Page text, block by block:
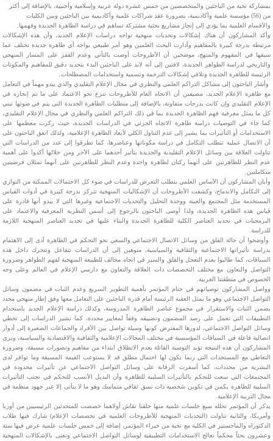
بمشاركة نخبة من الباحثين والمتخصصين من خمس عشرة دولة عربية وإسلامية وأجنبية، بالإضافة إلى أكثر
من (56) مؤسسة علمية وأكاديمية، بضرورة عقد شراكات علمية وأكاديمية بين الباحثين وبين الكليات
والأقسام العلمية بما يؤدي إلى إنجاز مشاريع بحثية مشتركة تساهم في دراسة الظاهرة الجديدة وفهمها.
وأكد المشاركون أن هناك إشكالات وتحديات منهجية تواجه دراسات الإعلام الجديد، وأن هذه الإشكالات
مرتبطة بدرجة كبيرة بالمفاهيم وأدارت البحث العلمين وهو أمر طبيعي يواجه أي ظاهرة جديدة تختلف عما
سبقها في المفهوم والمنهج، موضحين أن الأطروحات أوصت بالتأني وعدم القفز على المسار المنهجي
والتاريخي لدراسة الظواهر الجديدة، لافتين إلى أنه لابد على الباحثين البدء بتحديد دقيق للمفاهيم والمكونات
الرئيسة للظاهرة الجديدة وتلافي إشكالات الترجمة وتسمية واستخدامات المصطلحات.
وأشار الباحثون إلى مشاكل التراكم العلمي والنظري في مجال الإعلام التقليدي والذي يبدو مهماً في التعامل
مع ظاهرة الإعلام الجديد، مضيفين أن الاتجاه العام للأطروحات تنزع نحو الاعتماد على ما تم إنجازه في
الإعلام التقليدي وإن كانت بدرجات متفاوتة، بالإضافة إلى متطلبات الظاهرة الجديدة التي يتم في ضوئها تبني
كل ما يمثل معرفية فهم الظاهرة الجديدة بما في ذلك التراكم العلمي والنظري في مجال الإعلام التقليدي،
كما جاء في التوصيات دراسة ظاهرة الاتجاه الجزئي في الدراسات الجديدة، حيث ركزت معظمها على
الاستخدامات أو التأثيرات بما يشير إلى عدم التناول الكلي لأبعاد الظاهرة الإعلامية، ولذلك اتفق الباحثون على
أن الاتصال عملية تتطلب التكامل في دراسة مكوناتها وعناصرها، كما تطرقوا إلى عدد من الدراسات التي
تناولت العلاقة بين وسائل الإعلام التقليدية والجديدة بتأثير أحدهما على الأخر ومن خلالها أكدوا على أهمية
عدم النظر للظاهرتين على أنهما ركنان لظاهرة واحدة وعدم النظر للظاهرتين على أنهما تمثلان فرضيتين
متكاملتين.
وأبان المشاركون أن الأساس العلمي يتطلب التعرض للدراسات في ضوء كل الاحتمالات الممكنة من التوازي
إلى التكامل والاندماج، وكشفت الأطروحات أن الإشكاليات المنهجية تتركز بدرجة كبيرة في أدوات القياس
المستخدمة مثل المجتمع والعينة ووحدة التحليل والتحديات الاجتماعية وغيرها التي لا يبدو أنها قادرة على
قياس هذه الظاهرة الجديدة، ولذا أوصى الباحثون بالرجوع إلى أسس النظرية المعرفية والاعتماد على
البرمجيات في تحديد العناصر الكلية للظاهرة الجديدة والبناء عليها في تحديد العناصر المنهجية اللازمة
للدراسة.
وأوضحوا أن حالة القلق من وسائل الاتصال الاجتماعي والسعي نحو التحكم في الظاهرة أدى إلى الاهتمام
بدراسة تأثيراتها الاجتماعية والثقافية والسياسية، منوهين إلى أن الدراسات تتفاعل وتتحرك داخل هذه
السياقات، كما طالبوا بعدم التعجل والقلق والسير في اتجاه مخالف للطبيعة المنهجية لفهم الظواهر وضرورة
التواصل والتعاون مع مختلف التخصصات ذات العلاقة والتعاون مع دارسي الإعلام في العالم وعلى وجه
الخصوص في منطقتنا العربية.
وواصل المشاركون توصياتهم في ختام المؤتمر بأهمية التطوير السريع وعدم الثبات في مضمون وسائل
التواصل الاجتماعي وهو ما يمثل العقبة الرئيسة أمام قدرة الباحثين على التعامل معها وفق إطار منهجي محدد
يضمن الثبات والاستقرار في مجموع عناصر الظاهرة المدروسة، وكذلك دراسة الإعلام الجديد باستخدام
التطبيقات التي تعمل على رصد المضمون وتضييقه وفقاً لمعايير محددة، كما تشير الدراسات إلى تخطي
وسائل التواصل الاجتماعي، لدورها المفترض كونها وسيلة تواصل بين الأفراد والجماعات الصغيرة إلى أدوار
اتصالية فاعلة في السياقات المؤسسية في مختلف المجالات الإعلامية والثقافية والاقتصادية والسياسية، ويرى
المشاركون أن هذه النتيجة تؤيد التوصية القائلة بعدم الانطلاق ابتداء من مفاهيم وتصورات مسبقة، وضرورة
التعاطي مع المستجدات التي ربما يكون لها احتمال مطلق قد لا يستوعب القيمة المسبقة وما توافر لدى
البشرية من محددات، كما أسفرت الرقابة على وسائل التواصل الاجتماعي عن تأثيرات محدودة في
المجتمعات التي سعت للتحكم بالتأثيرات السلبية للظاهرة وأن البديل الأنسب للتحكم في تجنب التأثيرات
السلبية للظاهرة يكمن في تكوين شخصية ذات نسق ثقافي متماسك وهو ما لا يتأتى إلا عبر جهود منظمة في
مجال التربية الإعلامية.
يذكر أن المؤتمر تخلله سبع جلسات علمية منها حلقتا نقاش أولاهما خصصت للمتحدثين الرئيسيين من أوربا
وأمريكا، والثانية تناولت (التحديات المنهجية للأطروحات العلمية في تخصصات الإعلام) شارك فيها طلاب
الدكتوراه والماجستير في الكلية مع نخبة من خبراء المؤتمر، إضافة إلى خمس جلسات علمية عرض فيها ستة
وعشرون بحثاً محكماً تعالج الاستخدامات التطبيقية لوسائل التواصل الاجتماعي وتعنى بالإشكالات المنهجية